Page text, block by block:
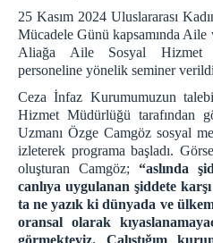
İLETİŞİM
25 Kasım 2024 Uluslararası
Mücadele Günü kapsamında Aile
Aliağa Aile Sosyal Hizmet
personeline yönelik seminer
Ceza İnfaz Kurumumuzun
Hizmet Müdürlüğü tarafından
Uzmanı Özge Camgöz sosyal
izleterek programa başladı.
oluşturan Camgöz; “aslında
canlıya uygulanan şiddete
ta ne yazık ki dünyada ve
oransal olarak